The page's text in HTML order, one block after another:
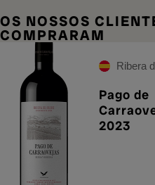
OS NOSSOS
COMPRARAM
Ribera
Pago de
2023